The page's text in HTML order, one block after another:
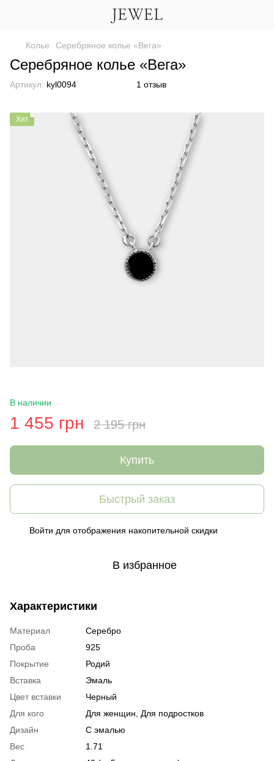
Колье Серебряное колье «Вега»
Серебряное колье «Вега»
Артикул: kyl0094 1 отзыв
Хит
В наличии
1 455 грн 2 195 грн
Купить
Быстрый заказ
Войти для отображения накопительной скидки
В избранное
Характеристики
Материал
Серебро
Проба
925
Покрытие
Родий
Вставка
Эмаль
Цвет вставки
Черный
Для кого
Для женщин, Для подростков
Дизайн
С эмалью
Вес
1.71